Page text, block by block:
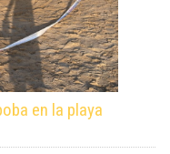
en la playa